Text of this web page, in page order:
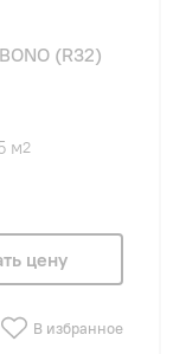
(R32)
м2
цену
В избранное